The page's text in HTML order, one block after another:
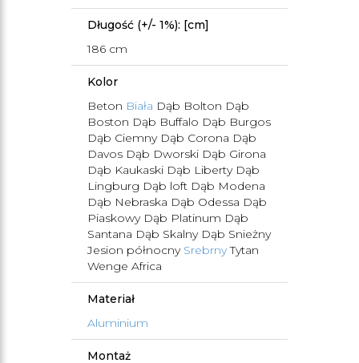
Długość (+/- 1%): [cm]
186 cm
Kolor
Beton Biała Dąb Bolton Dąb
Boston Dąb Buffalo Dąb Burgos
Dąb Ciemny Dąb Corona Dąb
Davos Dąb Dworski Dąb Girona
Dąb Kaukaski Dąb Liberty Dąb
Lingburg Dąb loft Dąb Modena
Dąb Nebraska Dąb Odessa Dąb
Piaskowy Dąb Platinum Dąb
Santana Dąb Skalny Dąb Snieżny
Jesion północny SrebrnyTytan
Wenge Africa
Materiał
Aluminium
Montaż